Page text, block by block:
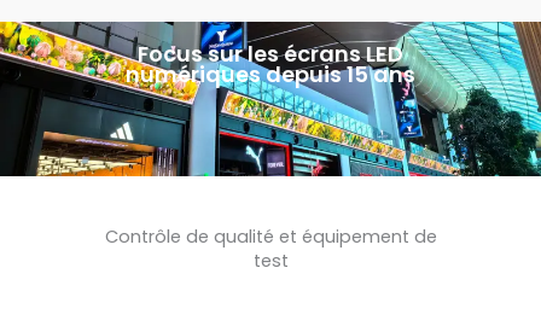
Focus sur les écrans LED
numériques depuis 15 ans
Contrôle de qualité et équipement de
test